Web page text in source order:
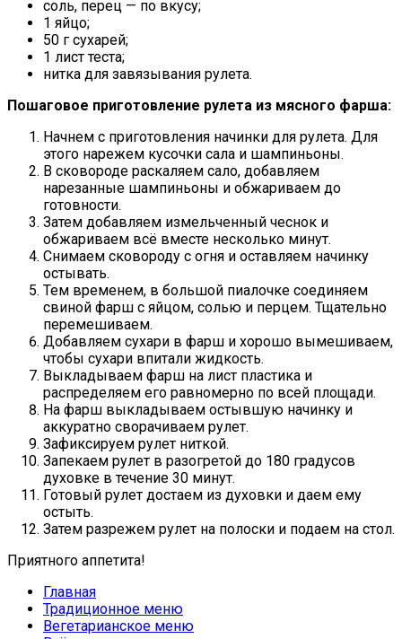
соль, перец — по вкусу;
1 яйцо;
50 г сухарей;
1 лист теста;
нитка для завязывания рулета.
Пошаговое приготовление рулета из мясного фарша:
Начнем с приготовления начинки для рулета. Для
этого нарежем кусочки сала и шампиньоны.
В сковороде раскаляем сало, добавляем
нарезанные шампиньоны и обжариваем до
готовности.
Затем добавляем измельченный чеснок и
обжариваем всё вместе несколько минут.
Снимаем сковороду с огня и оставляем начинку
остывать.
Тем временем, в большой пиалочке соединяем
свиной фарш с яйцом, солью и перцем. Тщательно
перемешиваем.
Добавляем сухари в фарш и хорошо вымешиваем,
чтобы сухари впитали жидкость.
Выкладываем фарш на лист пластика и
распределяем его равномерно по всей площади.
На фарш выкладываем остывшую начинку и
аккуратно сворачиваем рулет.
Зафиксируем рулет ниткой.
Запекаем рулет в разогретой до 180 градусов
духовке в течение 30 минут.
Готовый рулет достаем из духовки и даем ему
остыть.
Затем разрежем рулет на полоски и подаем на стол.
Приятного аппетита!
Главная
Традиционное меню
Вегетарианское меню